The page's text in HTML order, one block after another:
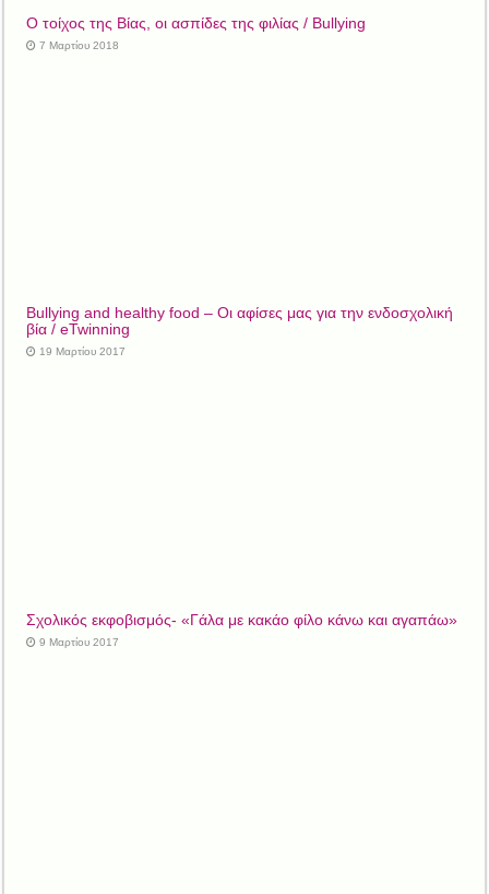
Ο τοίχος της Βίας, οι ασπίδες της φιλίας / Bullying
7 Μαρτίου 2018
Bullying and healthy food – Οι αφίσες μας για την ενδοσχολική
βία / eTwinning
19 Μαρτίου 2017
Σχολικός εκφοβισμός- «Γάλα με κακάο φίλο κάνω και αγαπάω»
9 Μαρτίου 2017